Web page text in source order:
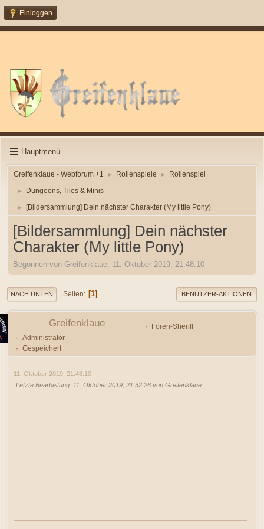
Einloggen
Hauptmenü
Greifenklaue - Webforum +1 ► Rollenspiele ► Rollenspiel
► Dungeons, Tiles & Minis
► [Bildersammlung] Dein nächster Charakter (My little Pony)
[Bildersammlung] Dein nächster
Charakter (My little Pony)
Begonnen von Greifenklaue, 11. Oktober 2019, 21:48:10
NACH UNTEN Seiten 1 BENUTZER-AKTIONEN
Greifenklaue
Foren-Sheriff
Administrator
Gespeichert
11. Oktober 2019, 21:48:10
Letzte Bearbeitung: 11. Oktober 2019, 21:52:26 von Greifenklaue